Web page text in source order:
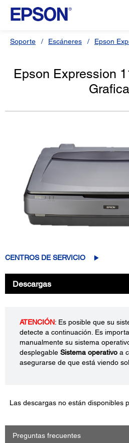
Soporte Escáneres Epson
Epson Expression
CENTROS DE SERVICIO
Descargas
ATENCIÓN: Es posible que su
detecte a continuación. Es
manualmente su sistema
desplegable Sistema operativo a
asegurarse de que está viendo
Las descargas no están disponibles
Preguntas frecuentes